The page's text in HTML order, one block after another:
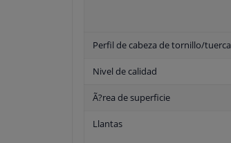
Perfil de cabeza de tornillo/tuerca
Nivel de calidad
Ã?rea de superficie
Llantas